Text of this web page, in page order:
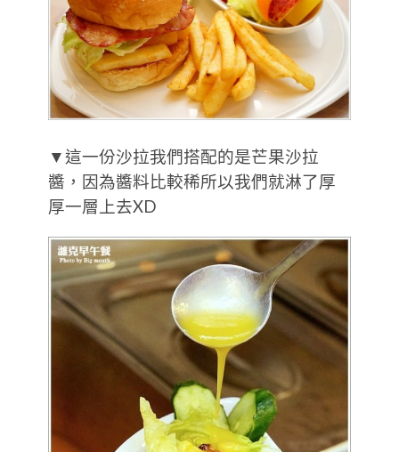
▼這一份沙拉我們搭配的是芒果沙拉
醬，因為醬料比較稀所以我們就淋了厚
厚一層上去XD